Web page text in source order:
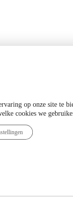
op onze site te
cookies we